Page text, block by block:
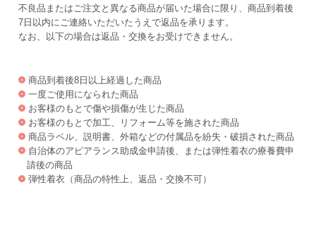
不良品またはご注文と異なる商品が届いた場合に限り、商品到着後
7日以内にご連絡いただいたうえで返品を承ります。
なお、以下の場合は返品・交換をお受けできません。
商品到着後8日以上経過した商品
一度ご使用になられた商品
お客様のもとで傷や損傷が生じた商品
お客様のもとで加工、リフォーム等を施された商品
商品ラベル、説明書、外箱などの付属品を紛失・破損された商品
自治体のアピアランス助成金申請後、または弾性着衣の療養費申
請後の商品
弾性着衣（商品の特性上、返品・交換不可）